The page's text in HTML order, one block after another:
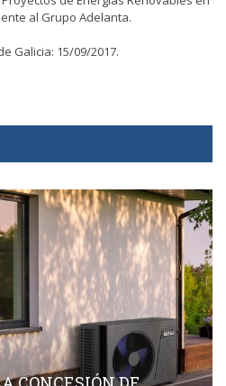
al Grupo Adelanta.
Galicia: 15/09/2017.